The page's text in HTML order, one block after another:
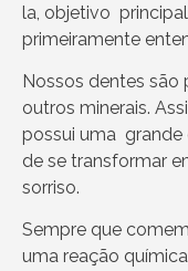
la, objetivo
primeiramente
Nossos dentes são
outros minerais.
possui uma grande
de se transformar
sorriso.
Sempre que
uma reação